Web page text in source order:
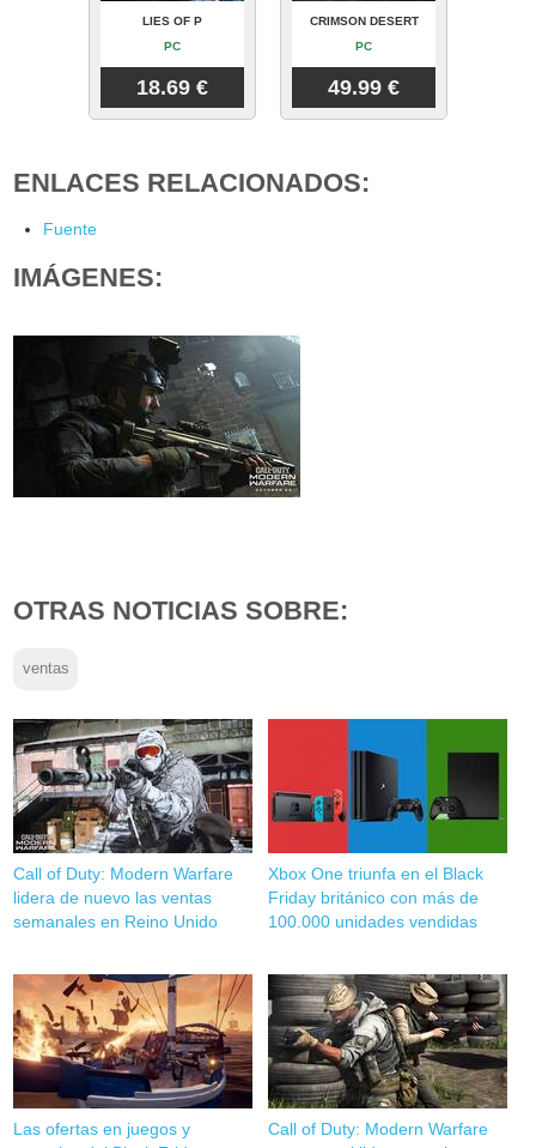
LIES OF P
PC
18.69 €
CRIMSON DESERT
PC
49.99 €
ENLACES RELACIONADOS:
Fuente
IMÁGENES:
OTRAS NOTICIAS SOBRE:
ventas
Call of Duty: Modern Warfare
lidera de nuevo las ventas
semanales en Reino Unido
Xbox One triunfa en el Black
Friday británico con más de
100.000 unidades vendidas
Las ofertas en juegos y
Call of Duty: Modern Warfare